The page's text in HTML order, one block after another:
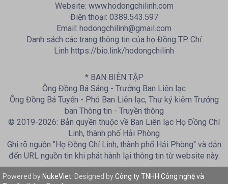
Website: www.hodongchilinh.com
Điện thoại: 0389.543.597
Email: hodongchilinh@gmail.com
Danh sách các trang thông tin của họ Đồng TP. Chí
Linh https://bio.link/hodongchilinh
* BAN BIÊN TẬP
Ông Đồng Bá Sáng - Trưởng Ban Liên lạc
Ông Đồng Bá Tuyến - Phó Ban Liên lạc, Thư ký kiêm Trưởng
ban Thông tin - Truyền thông
© 2019-2026: Bản quyền thuộc về Ban Liên lạc Họ Đồng Chí
Linh, thành phố Hải Phòng
Ghi rõ nguồn "Họ Đồng Chí Linh, thành phố Hải Phòng" và dẫn
đến URL nguồn tin khi phát hành lại thông tin từ website này.
Powered byNukeViet . Designed byCông ty TNHH Công nghệ và